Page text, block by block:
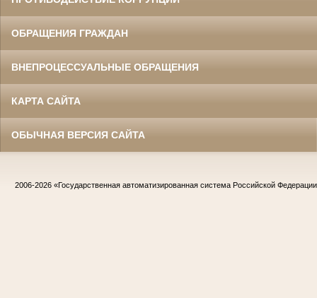
ОБРАЩЕНИЯ ГРАЖДАН
ВНЕПРОЦЕССУАЛЬНЫЕ ОБРАЩЕНИЯ
КАРТА САЙТА
ОБЫЧНАЯ ВЕРСИЯ САЙТА
2006-2026 «Государственная автоматизированная система Российской